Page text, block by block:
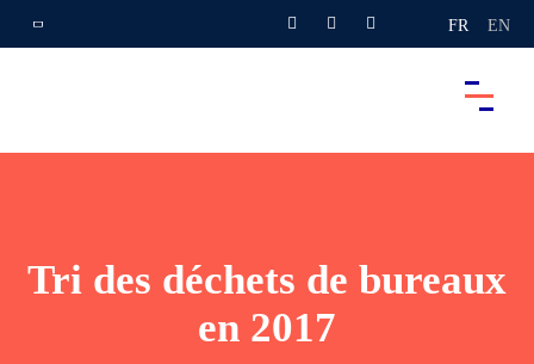
FR EN
Tri des déchets de bureaux
en 2017